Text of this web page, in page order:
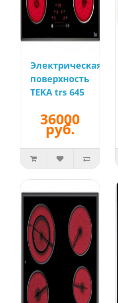
Электрическая
поверхность
TEKA trs 645
36000
руб.